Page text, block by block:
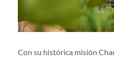
Con su histórica misión